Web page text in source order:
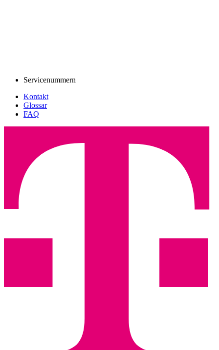
Servicenummern
Kontakt
Glossar
FAQ